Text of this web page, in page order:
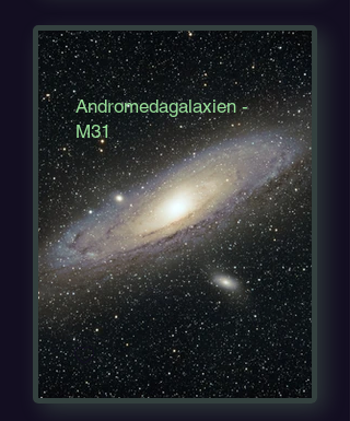
Andromedagalaxien -
M31